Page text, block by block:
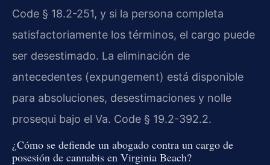
Code § 18.2-251, y si la persona completa
satisfactoriamente los términos, el cargo puede
ser desestimado. La eliminación de
antecedentes (expungement) está disponible
para absoluciones, desestimaciones y nolle
prosequi bajo el Va. Code § 19.2-392.2.
¿Cómo se defiende un abogado contra un cargo de
posesión de cannabis en Virginia Beach?